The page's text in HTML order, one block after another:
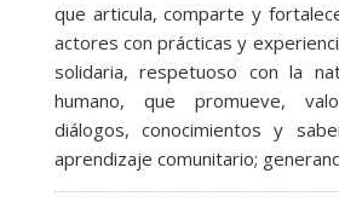
que articula, comparte y
actores con prácticas y
solidaria, respetuoso con la
humano, que promueve,
diálogos, conocimientos y
aprendizaje comunitario;